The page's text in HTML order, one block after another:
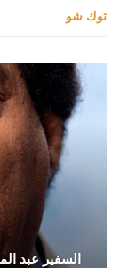
توك شو
السفير عبد